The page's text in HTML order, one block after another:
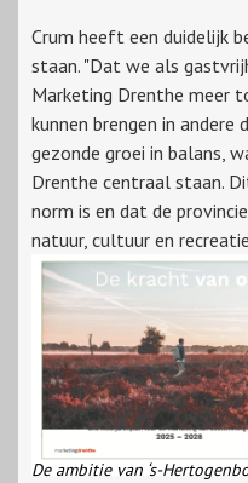
Crum heeft een duidelijk
staan. "Dat we als
Marketing Drenthe meer
kunnen brengen in andere
gezonde groei in balans,
Drenthe centraal staan.
norm is en dat de
natuur, cultuur en
De ambitie van ‘s-